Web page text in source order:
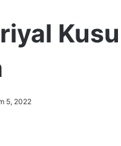
5, 2022